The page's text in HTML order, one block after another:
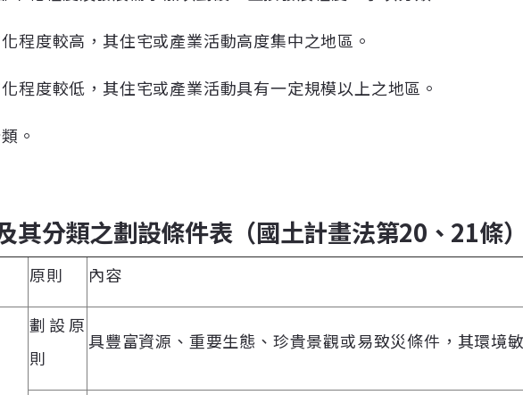
化程度較高，其住宅或產業活動高度集中之地區。
化程度較低，其住宅或產業活動具有一定規模以上之地區。
。
其分類之劃設條件表（國土計畫法第20、21條
原則 內容
劃設原
則
具豐富資源、重要生態、珍貴景觀或易致災條件，其環境